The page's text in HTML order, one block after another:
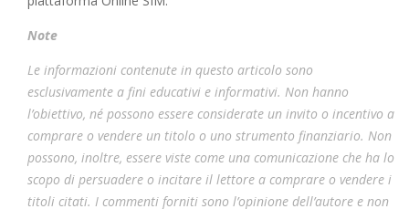
Note
Le informazioni contenute in questo articolo sono
esclusivamente a fini educativi e informativi. Non hanno
l’obiettivo, né possono essere considerate un invito o incentivo a
comprare o vendere un titolo o uno strumento finanziario. Non
possono, inoltre, essere viste come una comunicazione che ha lo
scopo di persuadere o incitare il lettore a comprare o vendere i
titoli citati. I commenti forniti sono l’opinione dell’autore e non